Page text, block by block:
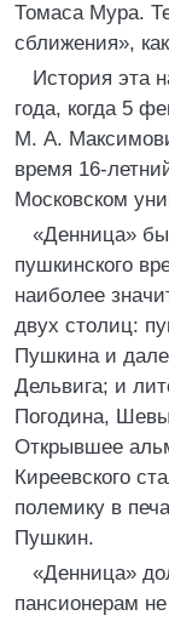
Томаса Мура.
сближения»,
История эта
года, когда 5
М. А.
время 16-
Московском
«Денница»
пушкинского
наиболее
двух столиц:
Пушкина и
Дельвига; и
Погодина,
Открывшее
Киреевского
полемику в
Пушкин.
«Денница»
пансионерам